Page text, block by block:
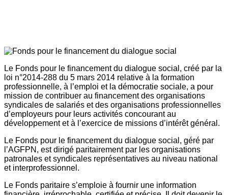
Le Fonds pour le financement du dialogue social, créé par la
loi n°2014-288 du 5 mars 2014 relative à la formation
professionnelle, à l’emploi et la démocratie sociale, a pour
mission de contribuer au financement des organisations
syndicales de salariés et des organisations professionnelles
d’employeurs pour leurs activités concourant au
développement et à l’exercice de missions d’intérêt général.
Le Fonds pour le financement du dialogue social, géré par
l’AGFPN, est dirigé paritairement par les organisations
patronales et syndicales représentatives au niveau national
et interprofessionnel.
Le Fonds paritaire s’emploie à fournir une information